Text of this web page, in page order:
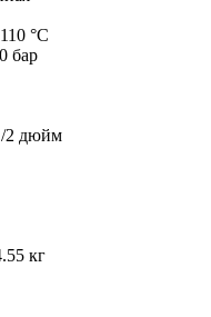
°С
бар
2 дюйм
кг